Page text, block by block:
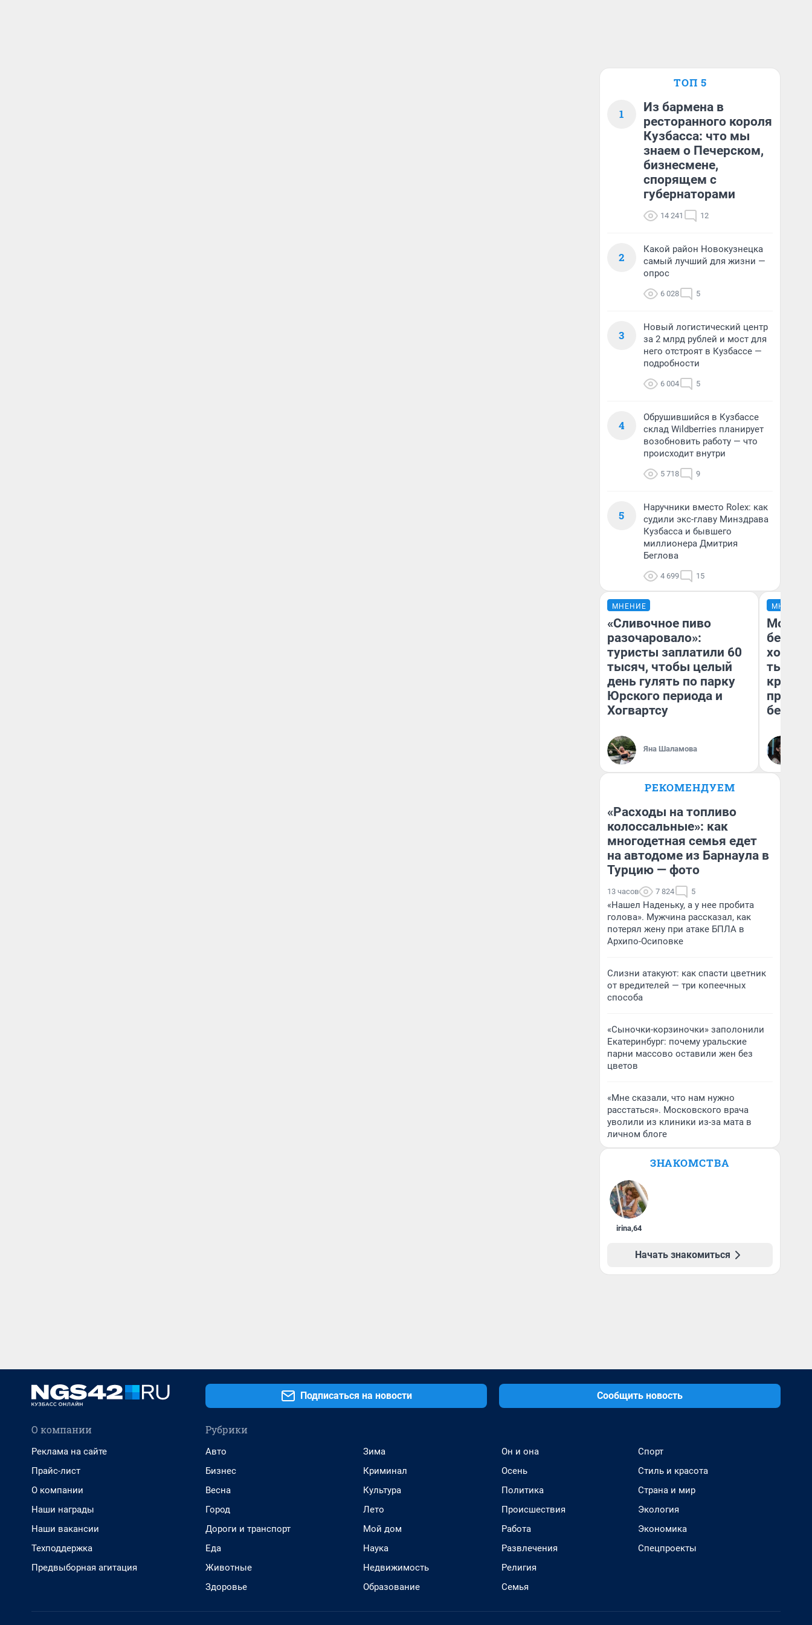
ТОП 5
1
Из бармена в
ресторанного короля
Кузбасса: что мы
знаем о Печерском,
бизнесмене,
спорящем с
губернаторами
14 241 12
2
Какой район Новокузнецка
самый лучший для жизни —
опрос
6 028 5
3
Новый логистический центр
за 2 млрд рублей и мост для
него отстроят в Кузбассе —
подробности
6 004 5
4
Обрушившийся в Кузбассе
склад Wildberries планирует
возобновить работу — что
происходит внутри
5 718 9
5
Наручники вместо Rolex: как
судили экс-главу Минздрава
Кузбасса и бывшего
миллионера Дмитрия
Беглова
4 699 15
МНЕНИЕ
«Сливочное пиво
разочаровало»:
туристы заплатили 60
тысяч, чтобы целый
день гулять по парку
Юрского периода и
Хогвартсу
Яна Шаламова
МНЕНИЕ
Мой
хотела
тысяч,
РЕКОМЕНДУЕМ
«Расходы на топливо
колоссальные»: как
многодетная семья едет
на автодоме из Барнаула в
Турцию — фото
13 часов 7 824 5
«Нашел Наденьку, а у нее пробита
голова». Мужчина рассказал, как
потерял жену при атаке БПЛА в
Архипо-Осиповке
Слизни атакуют: как спасти цветник
от вредителей — три копеечных
способа
«Сыночки-корзиночки» заполонили
Екатеринбург: почему уральские
парни массово оставили жен без
цветов
«Мне сказали, что нам нужно
расстаться». Московского врача
уволили из клиники из-за мата в
личном блоге
ЗНАКОМСТВА
irina,64
Начать знакомиться
Подписаться на новости Сообщить новость
О компании
Реклама на сайте
Прайс-лист
О компании
Наши награды
Наши вакансии
Техподдержка
Предвыборная агитация
Рубрики
Авто
Бизнес
Весна
Город
Дороги и транспорт
Еда
Животные
Здоровье
Зима
Криминал
Культура
Лето
Мой дом
Наука
Недвижимость
Образование
Он и она
Осень
Политика
Происшествия
Работа
Развлечения
Религия
Семья
Спорт
Стиль и красота
Страна и мир
Экология
Экономика
Спецпроекты